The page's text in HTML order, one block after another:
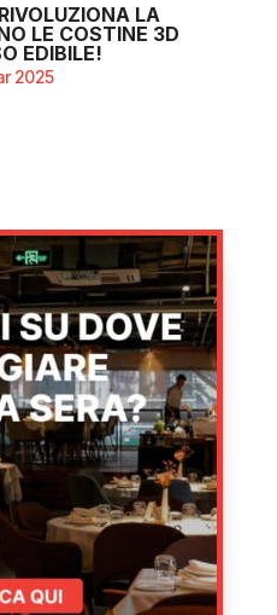
LA
LE COSTINE 3D
EDIBILE!
2025